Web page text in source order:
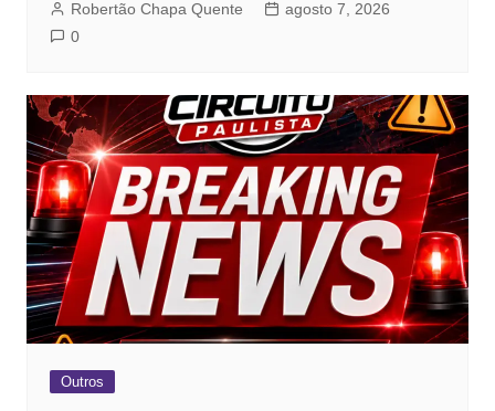
Robertão Chapa Quente
agosto 7, 2026
0
Outros